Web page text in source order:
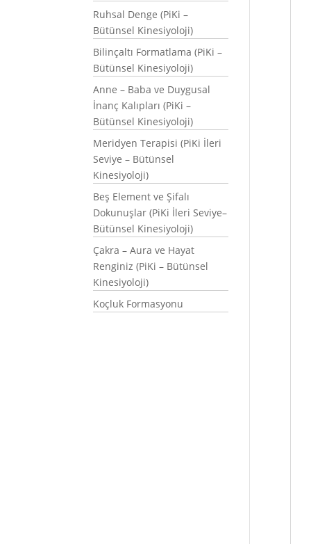
Ruhsal Denge (PiKi –
Bütünsel Kinesiyoloji)
Bilinçaltı Formatlama (PiKi –
Bütünsel Kinesiyoloji)
Anne – Baba ve Duygusal
İnanç Kalıpları (PiKi –
Bütünsel Kinesiyoloji)
Meridyen Terapisi (PiKi İleri
Seviye – Bütünsel
Kinesiyoloji)
Beş Element ve Şifalı
Dokunuşlar (PiKi İleri Seviye–
Bütünsel Kinesiyoloji)
Çakra – Aura ve Hayat
Renginiz (PiKi – Bütünsel
Kinesiyoloji)
Koçluk Formasyonu